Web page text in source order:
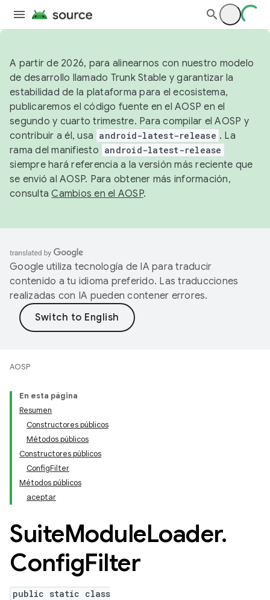
A partir de 2026, para alinearnos con nuestro modelo
de desarrollo llamado Trunk Stable y garantizar la
estabilidad de la plataforma para el ecosistema,
publicaremos el código fuente en el AOSP en el
segundo y cuarto trimestre. Para compilar el AOSP y
contribuir a él, usa android-latest-release . La
rama del manifiesto android-latest-release
siempre hará referencia a la versión más reciente que
se envió al AOSP. Para obtener más información,
consultaCambios en el AOSP.
Google utiliza tecnología de IA para traducir
contenido a tu idioma preferido. Las traducciones
realizadas con IA pueden contener errores.
AOSP
En esta página
Resumen
Constructores públicos
Métodos públicos
Constructores públicos
ConfigFilter
Métodos públicos
aceptar
SuiteModuleLoader.
ConfigFilter
public static class